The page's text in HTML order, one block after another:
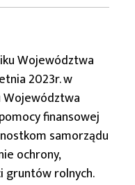
Województwa
2023r. w
Województwa
finansowej
samorządu
ochrony,
gruntów rolnych.